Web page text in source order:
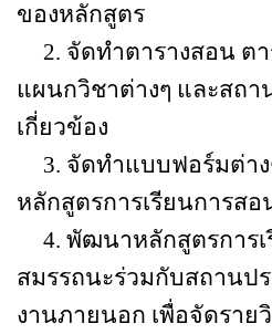
ของหลักสูตร
2. จัดทำตารางสอน ตา
แผนกวิชาต่างๆ และสถา
เกี่ยวข้อง
3. จัดทำแบบฟอร์มต่าง
หลักสูตรการเรียนการสอ
4. พัฒนาหลักสูตรการ
สมรรถนะร่วมกับสถานป
งานภายนอก เพื่อจัดราย